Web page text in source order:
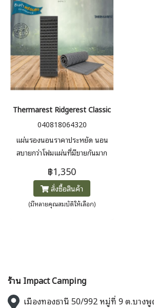
Thermarest Ridgerest Classic แผ่นรองนอนแ
040818064320
แผ่นรองนอนราคาประหยัด นอน
สบายกว่าโฟมแผ่นที่มีขายกันมาก
เพราะมีการยุบตัวได้ ไม่ต้องกลัวรั่ว
ใช้รองนั่งรองนอนนอกเต็นท์ก็ได้
฿1,350
สั่งซื้อสินค้า
(มีหลายคุณสมบัติให้เลือก)
ร้าน Impact Camping
เมืองทองธานี 50/992 หมู่ที่ 9 ต.บาง